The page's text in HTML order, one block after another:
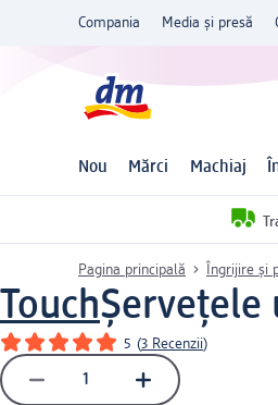
Compania Media și presă
Nou Mărci Machiaj
Pagina principală Îngrijire și
TouchȘervețele
5 (3 Recenzii)